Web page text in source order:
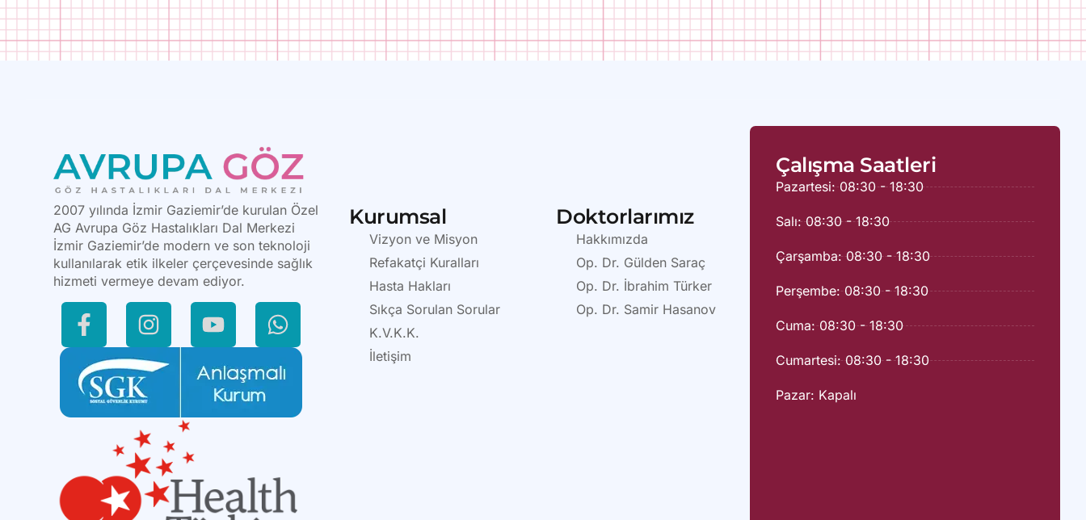
2007 yılında İzmir Gaziemir’de kurulan Özel
AG Avrupa Göz Hastalıkları Dal Merkezi
İzmir Gaziemir’de modern ve son teknoloji
kullanılarak etik ilkeler çerçevesinde sağlık
hizmeti vermeye devam ediyor.
Kurumsal
Vizyon ve Misyon
Refakatçi Kuralları
Hasta Hakları
Sıkça Sorulan Sorular
K.V.K.K.
İletişim
Doktorlarımız
Hakkımızda
Op. Dr. Gülden Saraç
Op. Dr. İbrahim Türker
Op. Dr. Samir Hasanov
Çalışma Saatleri
Pazartesi: 08:30 - 18:30
Salı: 08:30 - 18:30
Çarşamba: 08:30 - 18:30
Perşembe: 08:30 - 18:30
Cuma: 08:30 - 18:30
Cumartesi: 08:30 - 18:30
Pazar: Kapalı